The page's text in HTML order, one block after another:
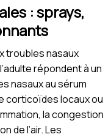
: sprays,
troubles nasaux
répondent à un
nasaux au sérum
corticoïdes locaux ou
la congestion
de l’air. Les